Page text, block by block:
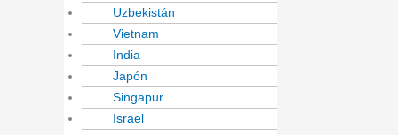
Uzbekistán
Vietnam
India
Japón
Singapur
Israel